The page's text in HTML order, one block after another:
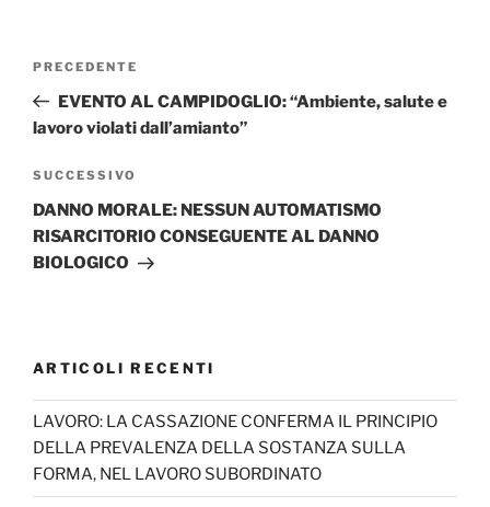
Articolo
precedente:
PRECEDENTE
EVENTO AL CAMPIDOGLIO: “Ambiente, salute e
lavoro violati dall’amianto”
Articolo
successivo
SUCCESSIVO
DANNO MORALE: NESSUN AUTOMATISMO
RISARCITORIO CONSEGUENTE AL DANNO
BIOLOGICO
ARTICOLI RECENTI
LAVORO: LA CASSAZIONE CONFERMA IL PRINCIPIO
DELLA PREVALENZA DELLA SOSTANZA SULLA
FORMA, NEL LAVORO SUBORDINATO